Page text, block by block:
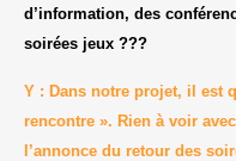
d’information, des
soirées jeux ???
Y : Dans notre projet, il est
rencontre ». Rien à voir
l’annonce du retour des